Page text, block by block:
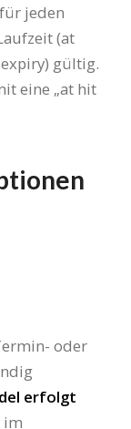
jeden
(at
gültig.
eine „at hit
oder
erfolgt
im